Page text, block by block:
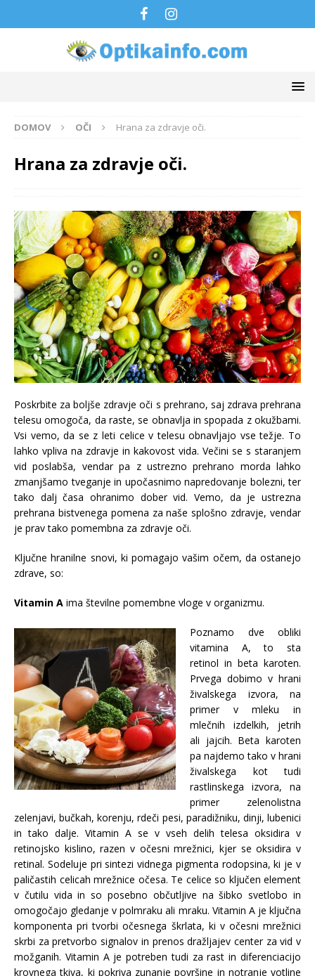
DOMOV OČI Hrana za zdravje oči.
Hrana za zdravje oči.
Poskrbite za boljše zdravje oči s prehrano, saj zdrava prehrana
telesu omogoča, da raste, se obnavlja in spopada z okužbami.
Vsi vemo, da se z leti celice v telesu obnavljajo vse težje. To
lahko vpliva na zdravje in kakovost vida. Večini se s staranjem
vid poslabša, vendar pa z ustrezno prehrano morda lahko
zmanjšamo tveganje in upočasnimo napredovanje bolezni, ter
tako dalj časa ohranimo dober vid. Vemo, da je ustrezna
prehrana bistvenega pomena za naše splošno zdravje, vendar
je prav tako pomembna za zdravje oči.
Ključne hranilne snovi, ki pomagajo vašim očem, da ostanejo
zdrave, so:
Vitamin A ima številne pomembne vloge v organizmu.
Poznamo dve obliki
vitamina A, to sta
retinol in beta karoten.
Prvega dobimo v hrani
živalskega izvora, na
primer v mleku in
mlečnih izdelkih, jetrih
ali jajcih. Beta karoten
pa najdemo tako v hrani
živalskega kot tudi
rastlinskega izvora, na
primer zelenolistna
zelenjavi, bučkah, korenju, rdeči pesi, paradižniku, dinji, lubenici
in tako dalje. Vitamin A se v vseh delih telesa oksidira v
retinojsko kislino, razen v očesni mrežnici, kjer se oksidira v
retinal. Sodeluje pri sintezi vidnega pigmenta rodopsina, ki je v
paličastih celicah mrežnice očesa. Te celice so ključen element
v čutilu vida in so posebno občutljive na šibko svetlobo in
omogočajo gledanje v polmraku ali mraku. Vitamin A je ključna
komponenta pri tvorbi očesnega škrlata, ki v očesni mrežnici
skrbi za pretvorbo signalov in prenos dražljajev center za vid v
možganih. Vitamin A je potreben tudi za rast in diferenciacijo
krovnega tkiva, ki pokriva zunanje površine in notranje votline